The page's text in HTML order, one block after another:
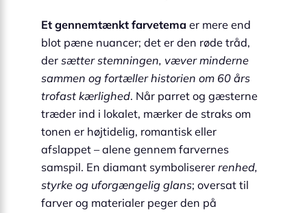
Et gennemtænkt farvetema er mere end
blot pæne nuancer; det er den røde tråd,
der sætter stemningen, væver minderne
sammen og fortæller historien om 60 års
trofast kærlighed. Når parret og gæsterne
træder ind i lokalet, mærker de straks om
tonen er højtidelig, romantisk eller
afslappet – alene gennem farvernes
samspil. En diamant symboliserer renhed,
styrke og uforgængelig glans; oversat til
farver og materialer peger den på